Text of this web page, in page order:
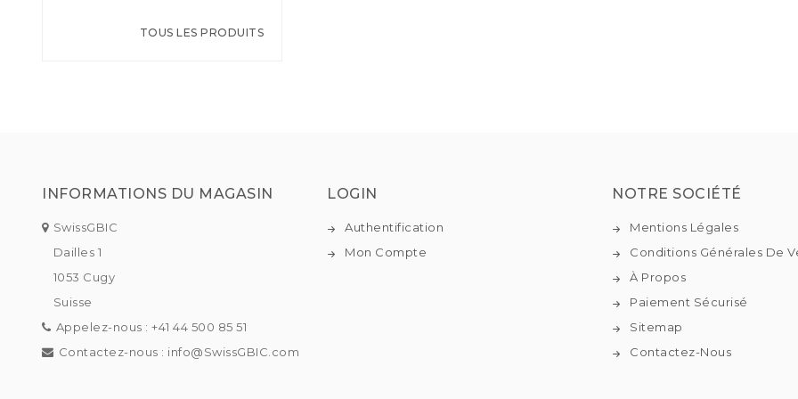
TOUS LES PRODUITS
INFORMATIONS DU MAGASIN
SwissGBIC
Dailles 1
1053 Cugy
Suisse
Appelez-nous : +41 44 500 85 51
Contactez-nous : info@SwissGBIC.com
LOGIN
Authentification
Mon Compte
NOTRE SOCIÉTÉ
Mentions Légales
Conditions Générales De
À Propos
Paiement Sécurisé
Sitemap
Contactez-Nous